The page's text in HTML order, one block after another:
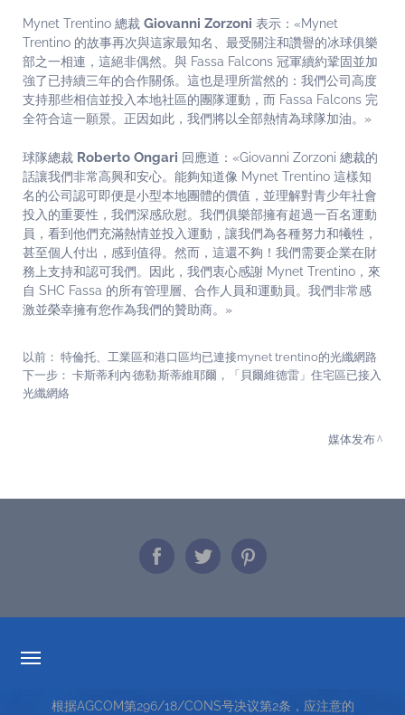
Mynet Trentino 總裁 Giovanni Zorzoni 表示：«Mynet
Trentino 的故事再次與這家最知名、最受關注和讚譽的冰球俱樂
部之一相連，這絕非偶然。與 Fassa Falcons 冠軍續約鞏固並加
強了已持續三年的合作關係。這也是理所當然的：我們公司高度
支持那些相信並投入本地社區的團隊運動，而 Fassa Falcons 完
全符合這一願景。正因如此，我們將以全部熱情為球隊加油。»
球隊總裁 Roberto Ongari 回應道：«Giovanni Zorzoni 總裁的
話讓我們非常高興和安心。能夠知道像 Mynet Trentino 這樣知
名的公司認可即便是小型本地團體的價值，並理解對青少年社會
投入的重要性，我們深感欣慰。我們俱樂部擁有超過一百名運動
員，看到他們充滿熱情並投入運動，讓我們為各種努力和犧牲，
甚至個人付出，感到值得。然而，這還不夠！我們需要企業在財
務上支持和認可我們。因此，我們衷心感謝 Mynet Trentino，來
自 SHC Fassa 的所有管理層、合作人員和運動員。我們非常感
激並榮幸擁有您作為我們的贊助商。»
以前： 特倫托、工業區和港口區均已連接mynet trentino的光纖網路
下一步： 卡斯蒂利內·德勒·斯蒂維耶爾，「貝爾維德雷」住宅區已接入
光纖網絡
媒体发布
根据AGCOM第296/18/CONS号决议第2条，应注意的